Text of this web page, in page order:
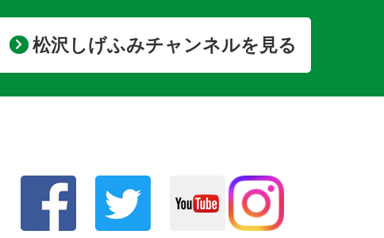
松沢しげふみチャンネルを見る